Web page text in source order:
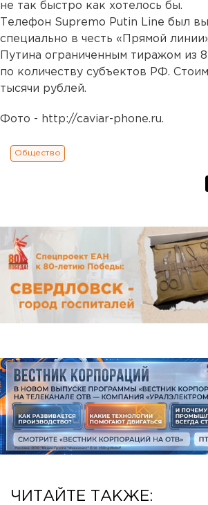
не так быстро как хотелось бы.
Телефон Supremo Putin Line был
специально в честь «Прямой
Путина ограниченным тиражом из
по количеству субъектов РФ.
тысячи рублей.
Фото - http://caviar-phone.ru.
Общество
ЧИТАЙТЕ ТАКЖЕ: